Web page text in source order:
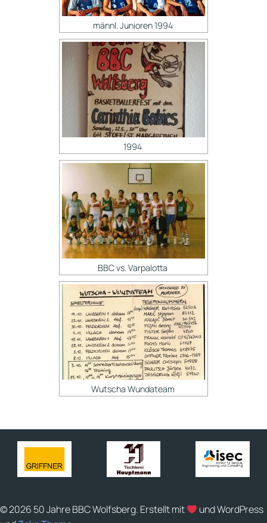
männl. Junioren 1994
1994
BBC vs. Varpalotta
Wutscha Wundateam
© 2026 50 Jahre BBC Wolfsberg. Erstellt mit
und WordPress